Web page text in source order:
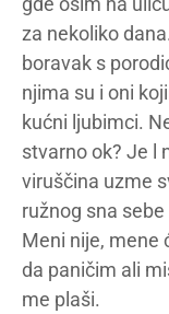
za nekoliko
boravak s
njima su i oni
kućni ljubimci.
stvarno ok? Je l
viruščina uzme
ružnog sna
Meni nije, mene
da paničim ali
me plaši.